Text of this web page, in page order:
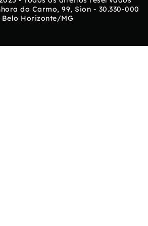
do Carmo, 99, Sion - 30.330-000
Belo Horizonte/MG